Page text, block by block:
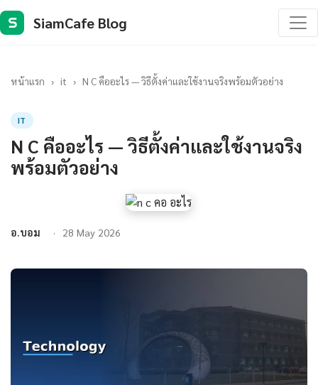
S SiamCafe Blog
หน้าแรก › it › N C คืออะไร — วิธีตั้งค่าและใช้งานจริงพร้อมตัวอย่าง
IT
N C คืออะไร — วิธีตั้งค่าและใช้งานจริง
พร้อมตัวอย่าง
อ.บอม 28 May 2026